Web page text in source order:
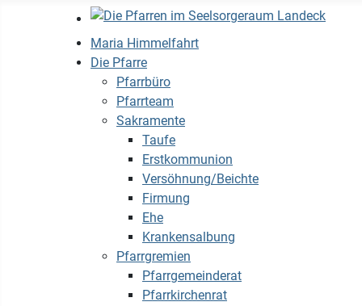
Maria Himmelfahrt
Die Pfarre
Pfarrbüro
Pfarrteam
Sakramente
Taufe
Erstkommunion
Versöhnung/Beichte
Firmung
Ehe
Krankensalbung
Pfarrgremien
Pfarrgemeinderat
Pfarrkirchenrat